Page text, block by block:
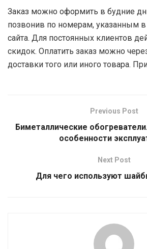
Заказ можно оформить в будние
позвонив по номерам, указанным в
сайта. Для постоянных клиентов
скидок. Оплатить заказ можно
доставки того или иного товара.
Previous Post
Биметаллические
особенности
Next Post
Для чего используют